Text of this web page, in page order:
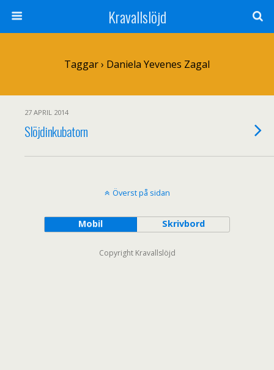
Kravallslöjd
Taggar › Daniela Yevenes Zagal
27 APRIL 2014
Slöjdinkubatorn
Överst på sidan
Mobil Skrivbord
Copyright Kravallslöjd